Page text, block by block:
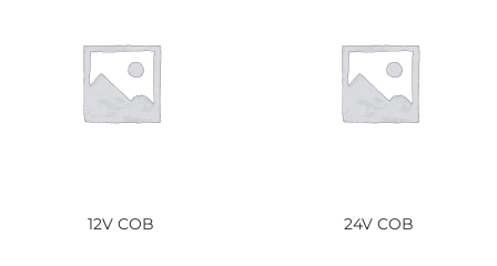
12V COB 24V COB